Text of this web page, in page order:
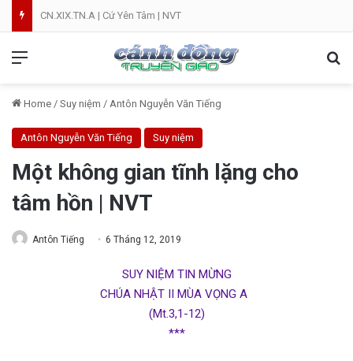
CN.XIX.TN.A | Cứ Yên Tâm | NVT
Home / Suy niệm / Antôn Nguyễn Văn Tiếng
Antôn Nguyễn Văn Tiếng Suy niệm
Một không gian tĩnh lặng cho
tâm hồn | NVT
Antôn Tiếng 6 Tháng 12, 2019
SUY NIỆM TIN MỪNG
CHÚA NHẬT II MÙA VỌNG A
(Mt.3,1-12)
***